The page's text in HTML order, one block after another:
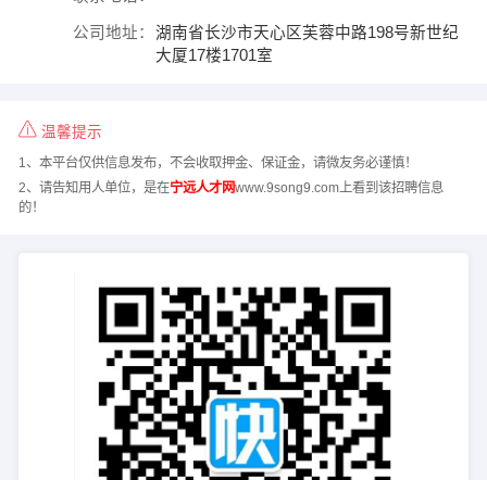
公司地址：
湖南省长沙市天心区芙蓉中路198号新世纪
大厦17楼1701室
温馨提示
1、本平台仅供信息发布，不会收取押金、保证金，请微友务必谨慎！
2、请告知用人单位，是在宁远人才网www.9song9.com上看到该招聘信息
的！